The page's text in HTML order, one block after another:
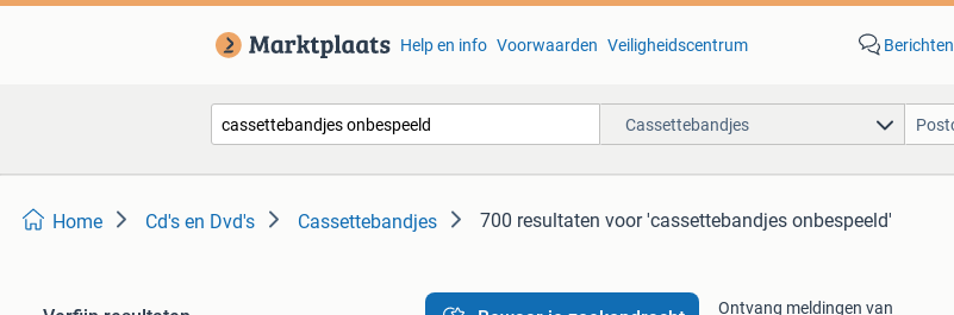
Help en info Voorwaarden Veiligheidscentrum Berichten
Cassettebandjes
Home Cd's en Dvd's Cassettebandjes 700 resultaten voor 'cassettebandjes onbespeeld'
Ontvang meldingen van